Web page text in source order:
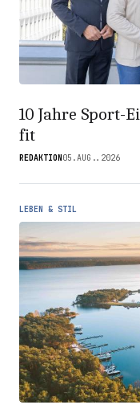
10 Jahre Sport-
fit
REDAKTION05.AUG..2026
LEBEN & STIL